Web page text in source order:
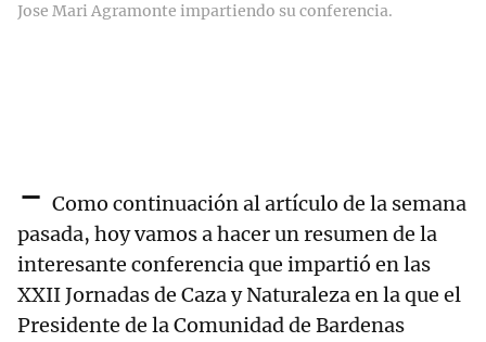
Jose Mari Agramonte impartiendo su conferencia.
- Como continuación al artículo de la semana
pasada, hoy vamos a hacer un resumen de la
interesante conferencia que impartió en las
XXII Jornadas de Caza y Naturaleza en la que el
Presidente de la Comunidad de Bardenas